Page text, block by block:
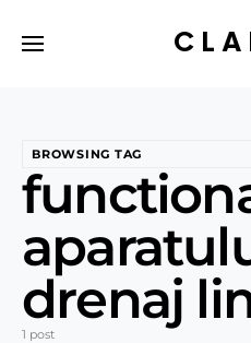
BROWSING TAG
drenaj
1 post